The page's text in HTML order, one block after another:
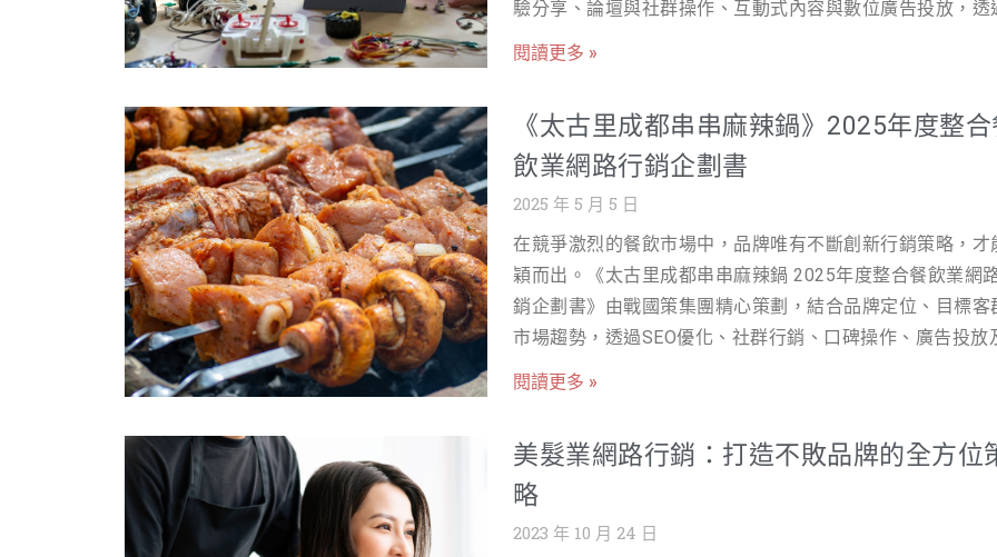
潮下，「咖啡廳」產業的線上商機主要體現在：O2O（
Offline）導客、品牌故事的數位傳播、以及線上聲譽管理。
為線下的實際來客數與消費額。 咖啡廳常見行銷痛點與挑戰
模龐大，但咖啡廳業者在網路行銷上仍面臨多重挑戰，尤其
爭激烈的都會區。以下列舉三個最常見且影響業績的痛點：
點 挑戰與原因分析 對業績的影響 獲客成本高與流量分散 咖
數量爆炸性成長，導致「咖啡廳」等通用關鍵字競爭激烈。
依賴地理位置或傳統廣告難以突圍，且社群平台演算法不斷
動，自然觸及率低，使得廣告投放成本居高不下。 新客導
度不足與特色模糊 許多獨立咖啡廳擁有獨特的裝潢或咖啡豆
內容淹沒在大量資訊中，消費者難以辨識與記憶。 品牌忠誠
低，消費者多為隨機消費，無法建立品牌溢價與長期價值。
路評價管理不易 咖啡廳的消費體驗高度依賴服務、氛圍和個
驗分享、論壇與社群操作、互動式內容與數位廣告投放，透
平台、多面向的精準行銷策略，打造正面口碑、提升品牌知名
度。 透過口碑行銷吸引更多家長報名。 增加線上討論熱度
大潛在客戶群。 提升轉化率，達成招生目標。 一、行銷策略
述 目標受眾： 家有6-12歲兒童的家長（尤其是媽媽）。 關
行銷平台： 媽媽論壇（如BabyHome、媽咪拜MamiBuy）。
Facebook社團（如地方媽媽社團、親子教育相關社團）。
親子版、教育版。 LINE社群（地方性家長群組）。 行銷方
付費口碑行銷（KOL推薦、素人媽媽分享）。 真實體驗分享
價。 互動式內容（如問答、投票、抽獎活動）。 二、執行規
劃： 分析競爭對手在社團、論壇的討論熱度與話題。 收集家
設計10-15個話題模板，用於後續發文與討論。 選擇合作對
尋找3-5位在地媽媽KOL（粉絲數1萬以上，活躍於親子社群
閱讀更多 »
《太古里成都串串麻辣鍋》2025年度整合
飲業網路行銷企劃書
2025 年 5 月 5 日
在競爭激烈的餐飲市場中，品牌唯有不斷創新行銷策略，才
穎而出。《太古里成都串串麻辣鍋 2025年度整合餐飲業網
銷企劃書》由戰國策集團精心策劃，結合品牌定位、目標客
市場趨勢，透過SEO優化、社群行銷、口碑操作、廣告投放
員經營，打造線上線下一體化的品牌行銷方案，協助餐廳提
名稱：太古里成都串串麻辣鍋 產業類別：餐飲業（串串麻辣
鍋） 經營模式：B2C（直接面向消費者） 特色：提供正宗成
風味的串串麻辣鍋，搭配意境式的用餐環境，營造沉浸式四
閱讀更多 »
美髮業網路行銷：打造不敗品牌的全方位
略
2023 年 10 月 24 日